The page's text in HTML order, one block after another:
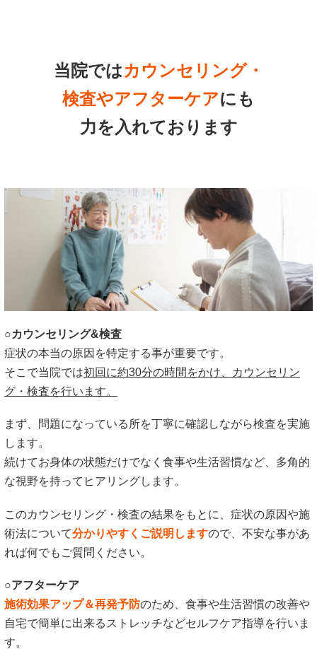
当院ではカウンセリング・
検査やアフターケアにも
力を入れております
○カウンセリング&検査
症状の本当の原因を特定する事が重要です。
そこで当院では初回に約30分の時間をかけ、カウンセリン
グ・検査を行います。
まず、問題になっている所を丁寧に確認しながら検査を実施
します。
続けてお身体の状態だけでなく食事や生活習慣など、多角的
な視野を持ってヒアリングします。
このカウンセリング・検査の結果をもとに、症状の原因や施
術法について分かりやすくご説明しますので、不安な事があ
れば何でもご質問ください。
○アフターケア
施術効果アップ＆再発予防のため、食事や生活習慣の改善や
自宅で簡単に出来るストレッチなどセルフケア指導を行いま
す。